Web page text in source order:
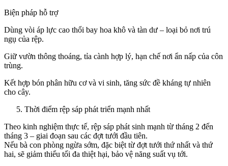
Biện pháp hỗ trợ
Dùng vòi áp lực cao thổi bay hoa khô và tàn dư – loại bỏ nơi trú
ngụ của rệp.
Giữ vườn thông thoáng, tỉa cành hợp lý, hạn chế nơi ẩn nấp của côn
trùng.
Kết hợp bón phân hữu cơ và vi sinh, tăng sức đề kháng tự nhiên
cho cây.
Thời điểm rệp sáp phát triển mạnh nhất
Theo kinh nghiệm thực tế, rệp sáp phát sinh mạnh từ tháng 2 đến
tháng 3 – giai đoạn sau các đợt tưới đầu tiên.
Nếu bà con phòng ngừa sớm, đặc biệt từ đợt tưới thứ nhất và thứ
hai, sẽ giảm thiểu tối đa thiệt hại, bảo vệ năng suất vụ tới.